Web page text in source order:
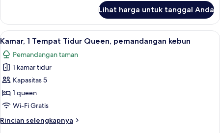
Couple
Room
with
Balcony
Lihat harga untuk tanggal Anda
Lihat
semua
foto
untuk
Kamar,
1
Tempat
Queen,
Kamar, 1 Tempat Tidur Queen,
1
Kamar, 1 Tempat Tidur Queen, pemandangan kebun
Pemandangan taman
1 kamar tidur
Kapasitas 5
1 queen
Wi-Fi Gratis
Rincian selengkapnya
Rincian